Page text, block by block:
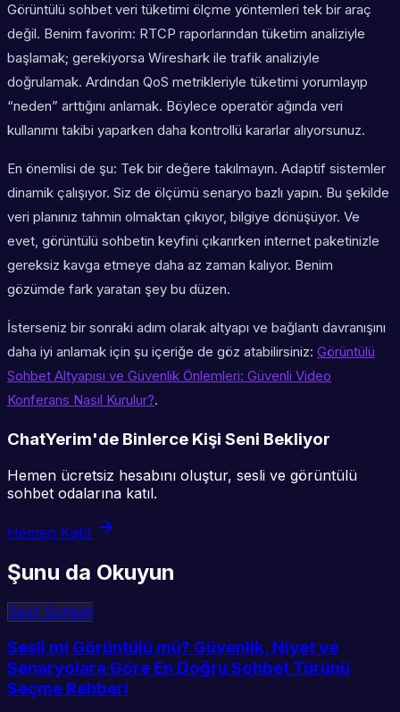
Görüntülü sohbet veri tüketimi ölçme yöntemleri tek bir araç
değil. Benim favorim: RTCP raporlarından tüketim analiziyle
başlamak; gerekiyorsa Wireshark ile trafik analiziyle
doğrulamak. Ardından QoS metrikleriyle tüketimi yorumlayıp
“neden” arttığını anlamak. Böylece operatör ağında veri
kullanımı takibi yaparken daha kontrollü kararlar alıyorsunuz.
En önemlisi de şu: Tek bir değere takılmayın. Adaptif sistemler
dinamik çalışıyor. Siz de ölçümü senaryo bazlı yapın. Bu şekilde
veri planınız tahmin olmaktan çıkıyor, bilgiye dönüşüyor. Ve
evet, görüntülü sohbetin keyfini çıkarırken internet paketinizle
gereksiz kavga etmeye daha az zaman kalıyor. Benim
gözümde fark yaratan şey bu düzen.
İsterseniz bir sonraki adım olarak altyapı ve bağlantı davranışını
daha iyi anlamak için şu içeriğe de göz atabilirsiniz: Görüntülü
Sohbet Altyapısı ve Güvenlik Önlemleri: Güvenli Video
Konferans Nasıl Kurulur?.
ChatYerim'de Binlerce Kişi Seni Bekliyor
Hemen ücretsiz hesabını oluştur, sesli ve görüntülü
sohbet odalarına katıl.
Hemen Katıl
Şunu da Okuyun
Sesli Sohbet
Sesli mi Görüntülü mü? Güvenlik, Niyet ve
Senaryolara Göre En Doğru Sohbet Türünü
Seçme Rehberi